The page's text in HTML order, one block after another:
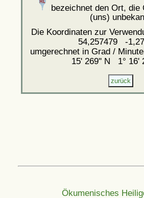
bezeichnet den Ort, die
(uns)
Die Koordinaten zur
54,257479 -
umgerechnet in Grad /
15' 269'' N 1° 16'
Ökumenisches